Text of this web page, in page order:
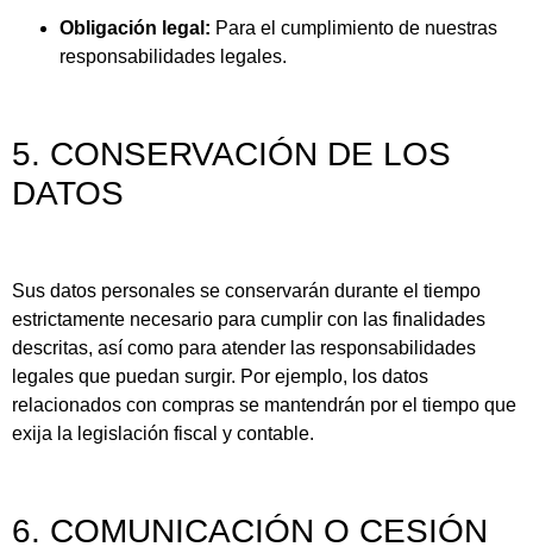
Obligación legal: Para el cumplimiento de nuestras
responsabilidades legales.
5. CONSERVACIÓN DE LOS
DATOS
Sus datos personales se conservarán durante el tiempo
estrictamente necesario para cumplir con las finalidades
descritas, así como para atender las responsabilidades
legales que puedan surgir. Por ejemplo, los datos
relacionados con compras se mantendrán por el tiempo que
exija la legislación fiscal y contable.
6. COMUNICACIÓN O CESIÓN